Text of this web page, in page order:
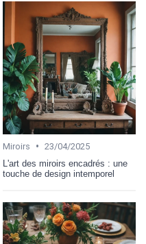
Miroirs • 23/04/2025
L'art des miroirs encadrés : une
touche de design intemporel